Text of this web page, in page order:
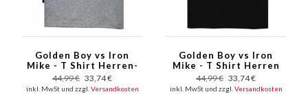
Golden Boy vs Iron
Mike - T Shirt Herren-
Grau
44,99 € 33,74 €
inkl. MwSt und zzgl. Versandkosten
Golden Boy vs Iron
Mike - T Shirt Herren
- Schwarz
44,99 € 33,74 €
inkl. MwSt und zzgl. Versandkosten